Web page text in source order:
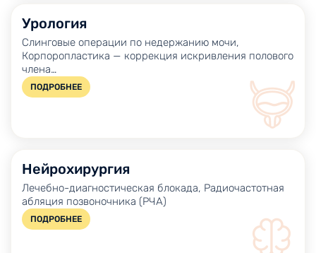
Урология
Слинговые операции по недержанию мочи,
Корпоропластика — коррекция искривления полового
члена
Хирургическое лечение варикоцеле по Мармару
ПОДРОБНЕЕ
Нейрохирургия
Лечебно-диагностическая блокада, Радиочастотная
абляция позвоночника (РЧА)
ПОДРОБНЕЕ